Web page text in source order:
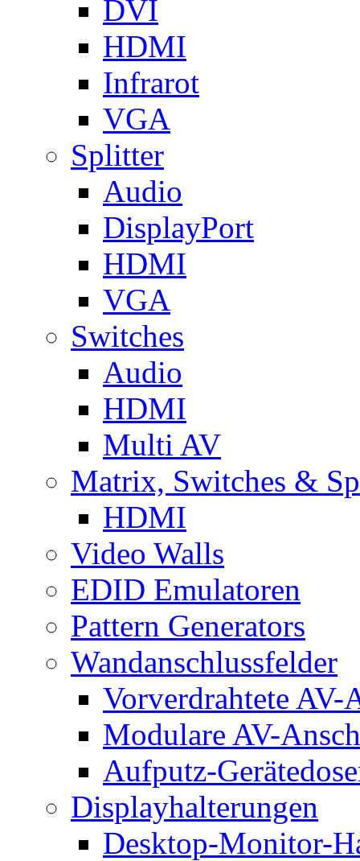
DVI
HDMI
Infrarot
VGA
Splitter
Audio
DisplayPort
HDMI
VGA
Switches
Audio
HDMI
Multi AV
Matrix, Switches &
HDMI
Video Walls
EDID Emulatoren
Pattern Generators
Wandanschlussfelder
Vorverdrahtete AV-
Modulare AV-
Aufputz-
Displayhalterungen
Desktop-Monitor-